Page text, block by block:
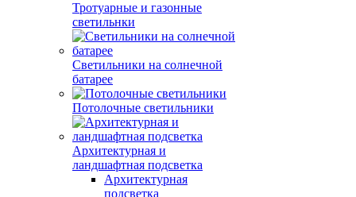
Тротуарные и газонные
светильнки
Светильники на солнечной
батарее
Потолочные светильники
Архитектурная и
ландшафтная подсветка
Архитектурная
подсветка